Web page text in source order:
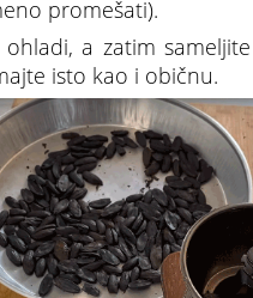
promešati).
ohladi, a zatim
isto kao i običnu.